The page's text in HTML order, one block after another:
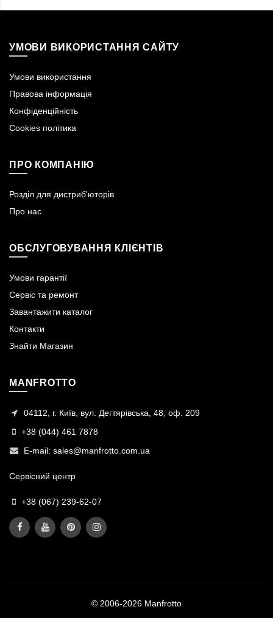
УМОВИ ВИКОРИСТАННЯ САЙТУ
Умови використання
Правова інформація
Конфіденційність
Cookies політика
ПРО КОМПАНІЮ
Розділ для дистриб'юторів
Про нас
ОБСЛУГОВУВАННЯ КЛІЄНТІВ
Умови гарантії
Сервіс та ремонт
Завантажити каталог
Контакти
Знайти Магазин
MANFROTTO
04112, г. Київ, вул. Дегтярівська, 48, оф. 209
+38 (044) 461 7878
E-mail: sales@manfrotto.com.ua
Сервісний центр
+38 (067) 239-62-07
© 2006-2026 Manfrotto